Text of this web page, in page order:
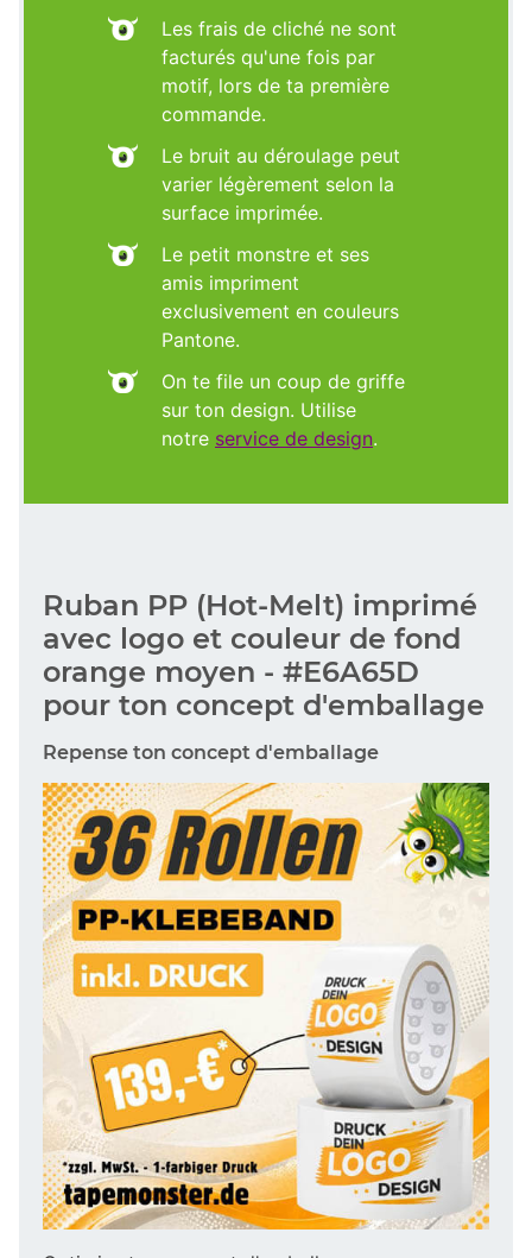
Les frais de cliché ne sont
facturés qu'une fois par
motif, lors de ta première
commande.
Le bruit au déroulage peut
varier légèrement selon la
surface imprimée.
Le petit monstre et ses
amis impriment
exclusivement en couleurs
Pantone.
On te file un coup de griffe
sur ton design. Utilise
notre service de design.
Ruban PP (Hot-Melt) imprimé
avec logo et couleur de fond
orange moyen - #E6A65D
pour ton concept d'emballage
Repense ton concept d'emballage